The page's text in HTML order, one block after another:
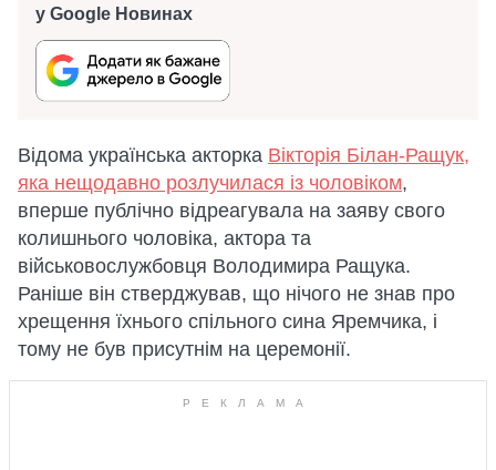
у Google Новинах
Відома українська акторка Вікторія Білан-Ращук,
яка нещодавно розлучилася із чоловіком,
вперше публічно відреагувала на заяву свого
колишнього чоловіка, актора та
військовослужбовця Володимира Ращука.
Раніше він стверджував, що нічого не знав про
хрещення їхнього спільного сина Яремчика, і
тому не був присутнім на церемонії.